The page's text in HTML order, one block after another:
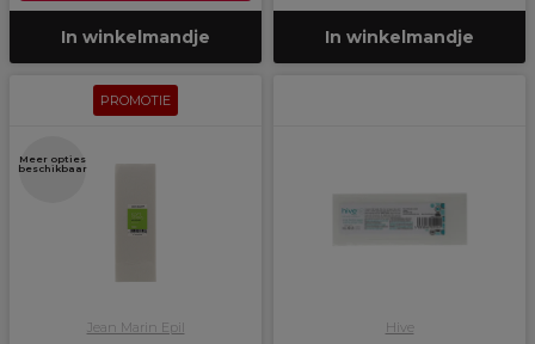
In winkelmandje In winkelmandje
PROMOTIE
Meer opties
beschikbaar
Jean Marin Epil Hive